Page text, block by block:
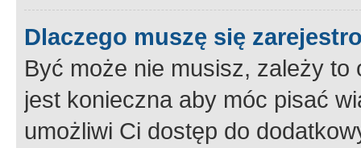
Dlaczego muszę się
Być może nie musisz, zależy
jest konieczna aby móc pisać
umożliwi Ci dostęp do